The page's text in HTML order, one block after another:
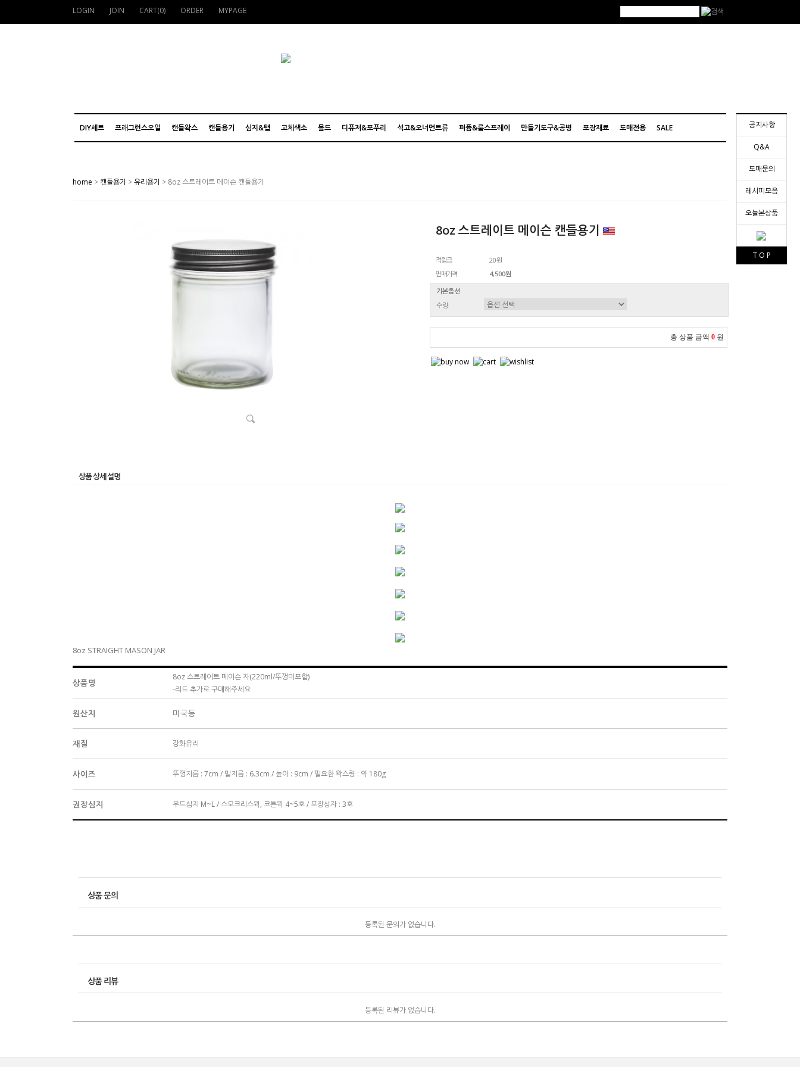
공지사항
Q&A
도매문의
레시피모음
오늘본상품
T O P
LOGIN JOIN CART(0) ORDER MYPAGE
DIY세트 프래그런스오일 캔들왁스 캔들용기 심지&탭 고체색소 몰드 디퓨저&포푸리 석고&오너먼트류 퍼퓸&룸스프레이 만들기도구&공병 포장재료 도매전용 SALE
home > 캔들용기 >유리용기 > 8oz 스트레이트 메이슨 캔들용기
8oz 스트레이트 메이슨 캔들용기
적립금
20원
판매가격
4,500원
기본옵션
수량
총 상품 금액 0 원
상품 상세 설명
8oz STRAIGHT MASON JAR
상품명
8oz 스트레이트 메이슨 자(220ml/뚜껑미포함)
-리드 추가로 구매해주세요
원산지 미국등
재질 강화유리
사이즈 뚜껑지름 : 7cm / 밑지름 : 6.3cm / 높이 : 9cm / 필요한 왁스량 : 약 180g
권장심지 우드심지 M~L / 스모크리스윅, 코튼윅 4~5호 / 포장상자 : 3호
상품 문의
등록된 문의가 없습니다.
상품 리뷰
등록된 리뷰가 없습니다.